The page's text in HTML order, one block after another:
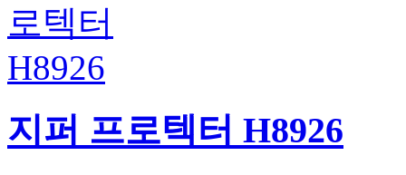
지퍼 프로텍터 H8926